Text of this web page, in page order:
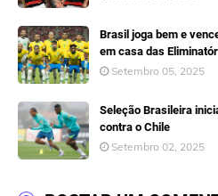
Brasil joga bem e
em casa das
Setembro 05, 2025
Seleção Brasileira
contra o Chile
Setembro 02, 2025